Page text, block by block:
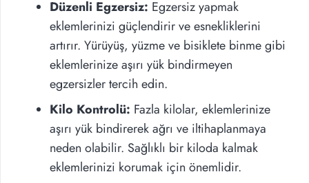
Düzenli Egzersiz: Egzersiz yapmak
eklemlerinizi güçlendirir ve esnekliklerini
artırır. Yürüyüş, yüzme ve bisiklete binme gibi
eklemlerinize aşırı yük bindirmeyen
egzersizler tercih edin.
Kilo Kontrolü: Fazla kilolar, eklemlerinize
aşırı yük bindirerek ağrı ve iltihaplanmaya
neden olabilir. Sağlıklı bir kiloda kalmak
eklemlerinizi korumak için önemlidir.